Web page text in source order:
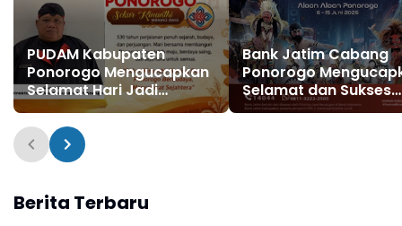
PUDAM Kabupaten
Ponorogo Mengucapkan
Selamat Hari Jadi
Kabupaten Ponorogo ke
530 11 Agustus 1496 - 11
Agustus 2026
Bank Jatim Cabang
Ponorogo
Selamat dan Sukses
Grebeg Suro, Festival
Berita Terbaru